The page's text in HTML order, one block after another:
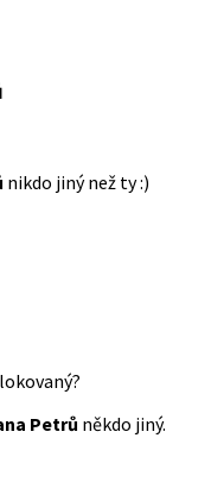
nikdo jiný než ty :)
Petrů někdo jiný.